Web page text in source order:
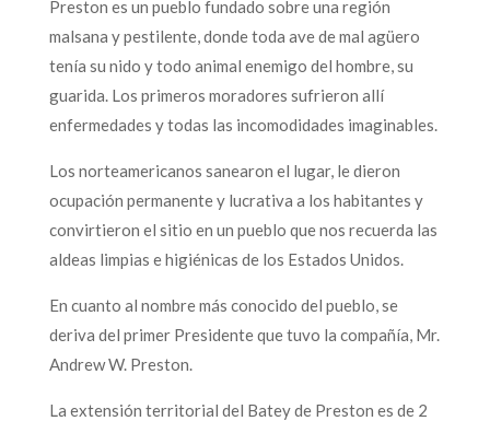
Preston es un pueblo fundado sobre una región
malsana y pestilente, donde toda ave de mal agüero
tenía su nido y todo animal enemigo del hombre, su
guarida. Los primeros moradores sufrieron allí
enfermedades y todas las incomodidades imaginables.
Los norteamericanos sanearon el lugar, le dieron
ocupación permanente y lucrativa a los habitantes y
convirtieron el sitio en un pueblo que nos recuerda las
aldeas limpias e higiénicas de los Estados Unidos.
En cuanto al nombre más conocido del pueblo, se
deriva del primer Presidente que tuvo la compañía, Mr.
Andrew W. Preston.
La extensión territorial del Batey de Preston es de 2